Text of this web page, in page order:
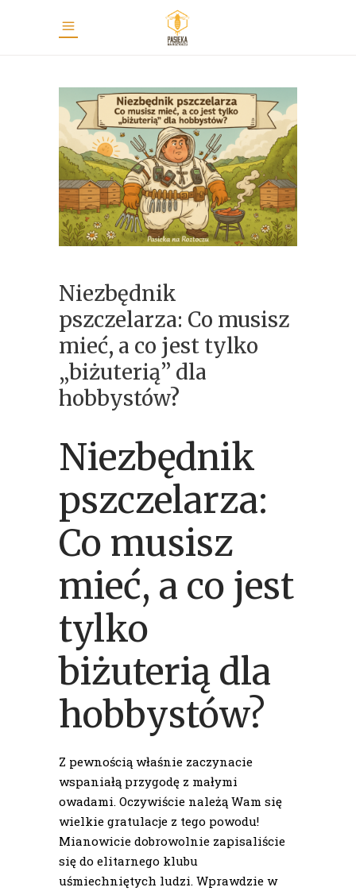
Niezbędnik
pszczelarza: Co musisz
mieć, a co jest tylko
„biżuterią” dla
hobbystów?
Niezbędnik
pszczelarza:
Co musisz
mieć, a co jest
tylko
biżuterią dla
hobbystów?
Z pewnością właśnie zaczynacie
wspaniałą przygodę z małymi
owadami. Oczywiście należą Wam się
wielkie gratulacje z tego powodu!
Mianowicie dobrowolnie zapisaliście
się do elitarnego klubu
uśmiechniętych ludzi. Wprawdzie w